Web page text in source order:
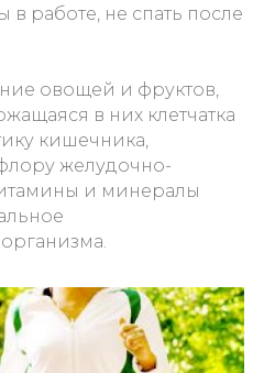
в работе, не спать после
овощей и фруктов,
в них клетчатка
кишечника,
желудочно-
и минералы